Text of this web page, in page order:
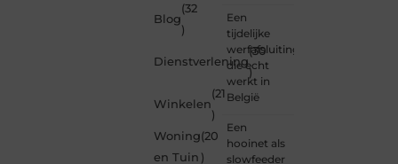
Blog
(32
)
Dienstverlening
(30
)
Winkelen
(21
)
Woning
en Tuin
(20
)
Een
tijdelijke
werfafsluiting
die echt
werkt in
België
Een
hooinet als
slowfeeder